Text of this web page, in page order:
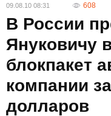
09.08.10 08:31 608
В России
Януковичу
блокпакет
компании
долларов